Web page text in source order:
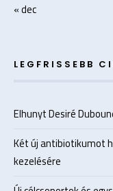
« dec
LEGFRISSEBB
Elhunyt Desiré
Két új antibiotikumot
kezelésére